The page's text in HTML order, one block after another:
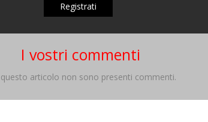
Registrati
I vostri commenti
questo articolo non sono presenti commenti.